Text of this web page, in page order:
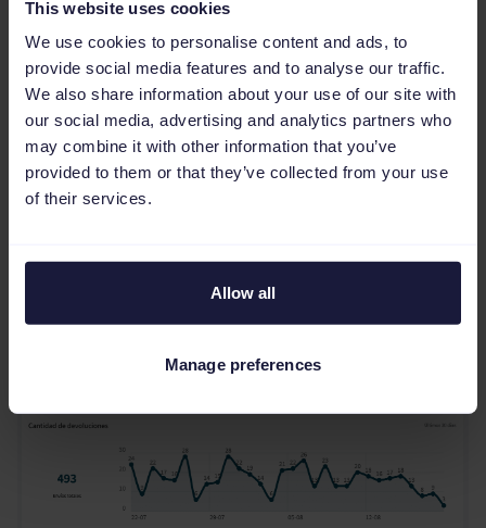
This website uses cookies
We use cookies to personalise content and ads, to
provide social media features and to analyse our traffic.
We also share information about your use of our site with
our social media, advertising and analytics partners who
may combine it with other information that you’ve
provided to them or that they’ve collected from your use
of their services.
Allow all
Manage preferences
Por último, es importante realizar una gestión
correcta y detallada de los motivos de las
devoluciones, qué productos en concreto se
devuelven en cada pedido… Al igual que
controlas cada pedido que sale, debes tener
un control absoluto sobre cada artículo que